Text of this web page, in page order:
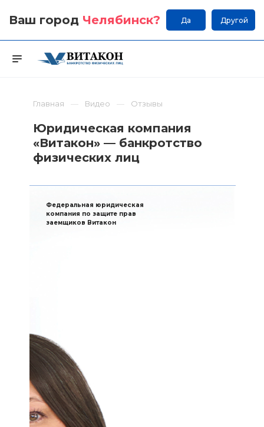
Ваш город Челябинск? Да Другой
Главная Видео Отзывы
Юридическая компания
«Витакон» — банкротство
физических лиц
Федеральная юридическая
компания по защите прав
заемщиков Витакон